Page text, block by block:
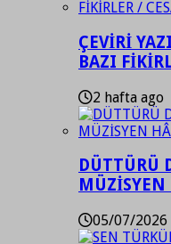
ÇEVİRİ
BAZI
2 hafta ago
DÜTTÜRÜ
05/07/2026